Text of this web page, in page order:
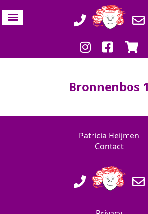
Bronnenbos 1
Patricia Heijmen
Contact